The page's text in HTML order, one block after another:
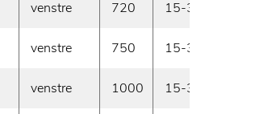
venstre 720 15-30
venstre 750 15-30
venstre 1000 15-30